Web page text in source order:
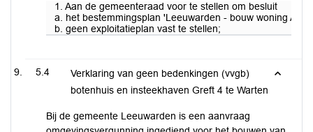
1. Aan de gemeenteraad voor te stellen om besluit
a. het bestemmingsplan 'Leeuwarden - bouw woning
b. geen exploitatieplan vast te stellen;
5.4
Verklaring van geen bedenkingen (vvgb)
botenhuis en insteekhaven Greft 4 te Warten
Bij de gemeente Leeuwarden is een aanvraag